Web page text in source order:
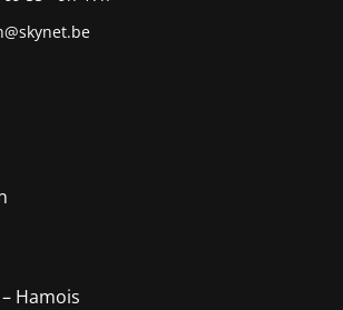
Hamois